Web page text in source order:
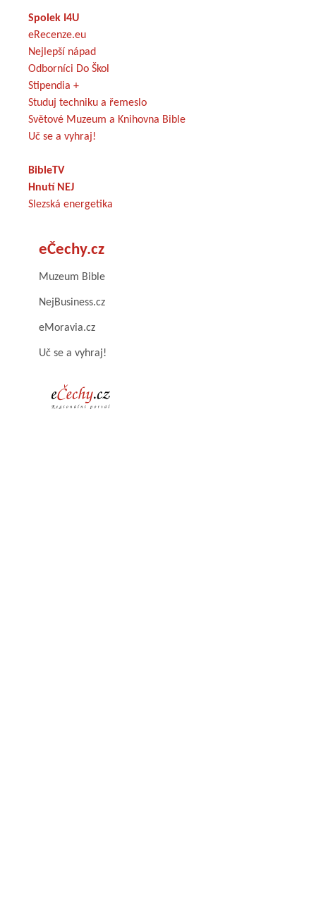
Spolek I4U
eRecenze.eu
Nejlepší nápad
Odborníci Do Škol
Stipendia +
Studuj techniku a řemeslo
Světové Muzeum a Knihovna Bible
Uč se a vyhraj!
BibleTV
Hnutí NEJ
Slezská energetika
eČechy.cz
Muzeum Bible
NejBusiness.cz
eMoravia.cz
Uč se a vyhraj!